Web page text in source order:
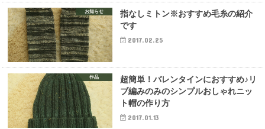
お知らせ
指なしミトン※おすすめ毛糸の紹介
です
2017.02.25
作品
超簡単！バレンタインにおすすめ♪リ
ブ編みのみのシンプルおしゃれニッ
ト帽の作り方
2017.01.13